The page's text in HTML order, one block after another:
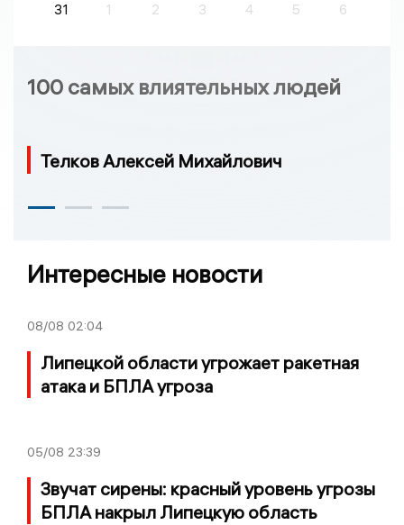
31
1 2 3 4 5 6
100 самых влиятельных людей
Телков Алексей Михайлович
Интересные новости
08/08 02:04
Липецкой области угрожает ракетная
атака и БПЛА угроза
05/08 23:39
Звучат сирены: красный уровень угрозы
БПЛА накрыл Липецкую область